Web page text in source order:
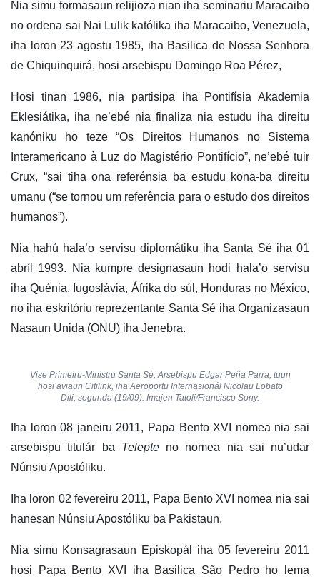
Nia simu formasaun relijioza nian iha seminariu Maracaibo
no ordena sai Nai Lulik katólika iha Maracaibo, Venezuela,
iha loron 23 agostu 1985, iha Basilica de Nossa Senhora
de Chiquinquirá, hosi arsebispu Domingo Roa Pérez,
Hosi tinan 1986, nia partisipa iha Pontifísia Akademia
Eklesiátika, iha ne’ebé nia finaliza nia estudu iha direitu
kanóniku ho teze “Os Direitos Humanos no Sistema
Interamericano à Luz do Magistério Pontifício”, ne’ebé tuir
Crux, “sai tiha ona referénsia ba estudu kona-ba direitu
umanu (“se tornou um referência para o estudo dos direitos
humanos”).
Nia hahú hala’o servisu diplomátiku iha Santa Sé iha 01
abríl 1993. Nia kumpre designasaun hodi hala’o servisu
iha Quénia, Iugoslávia, Áfrika do súl, Honduras no México,
no iha eskritóriu reprezentante Santa Sé iha Organizasaun
Nasaun Unida (ONU) iha Jenebra.
Vise Primeiru-Ministru Santa Sé, Arsebispu Edgar Peña Parra, tuun
hosi aviaun Citilink, iha Aeroportu Internasionál Nicolau Lobato
Dili, segunda (19/09). Imajen Tatoli/Francisco Sony.
Iha loron 08 janeiru 2011, Papa Bento XVI nomea nia sai
arsebispu titulár ba Telepteno nomea nia sai nu’udar
Núnsiu Apostóliku.
Iha loron 02 fevereiru 2011, Papa Bento XVI nomea nia sai
hanesan Núnsiu Apostóliku ba Pakistaun.
Nia simu Konsagrasaun Episkopál iha 05 fevereiru 2011
hosi Papa Bento XVI iha Basilica São Pedro ho lema